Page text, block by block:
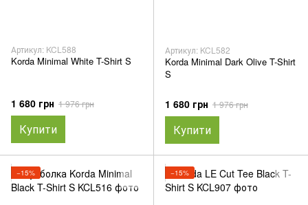
Артикул: KCL588
Korda Minimal White T-Shirt S
1 680 грн 1 976 грн
Купити
Артикул: KCL582
Korda Minimal Dark Olive T-Shirt
S
1 680 грн 1 976 грн
Купити
−15% −15%